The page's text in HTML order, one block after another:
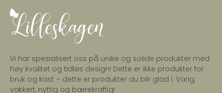
Vi har spesialisert oss på unike og solide produkter med
høy kvalitet og tidløs design! Dette er ikke produkter for
bruk og kast – dette er produkter du blir glad i. Varig,
vakkert, nyttig og bærekraftig!